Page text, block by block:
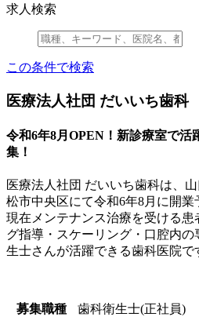
求人検索
この条件で検索
医療法人社団 だいいち歯科
令和6年8月OPEN！新診療室で活
集！
医療法人社団 だいいち歯科は、
松市中央区にて令和6年8月に開業
現在メンテナンス治療を受ける
グ指導・スケーリング・口腔内
生士さんが活躍できる歯科医院で
募集職種
歯科衛生士(正社員)